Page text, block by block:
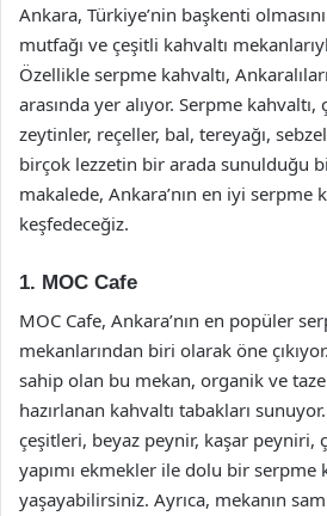
Ankara, Türkiye’nin başkenti
mutfağı ve çeşitli kahvaltı
Özellikle serpme kahvaltı,
arasında yer alıyor. Serpme
zeytinler, reçeller, bal, tereyağı,
birçok lezzetin bir arada sunulduğu
makalede, Ankara’nın en iyi serpme
keşfedeceğiz.
1. MOC Cafe
MOC Cafe, Ankara’nın en popüler
mekanlarından biri olarak öne
sahip olan bu mekan, organik ve
hazırlanan kahvaltı tabakları
çeşitleri, beyaz peynir, kaşar peyniri,
yapımı ekmekler ile dolu bir serpme
yaşayabilirsiniz. Ayrıca, mekanın